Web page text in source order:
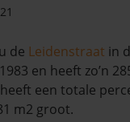
de Leidenstraat in
en heeft zo’n
een totale
m2 groot.